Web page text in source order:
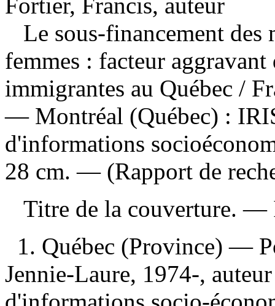
Le sous-financement des
femmes : facteur
immigrantes au Québec /
— Montréal (Québec) :
d'informations
28 cm. — (Rapport de
Titre de la couverture. —
1. Québec (Province) —
Jennie-Laure, 1974-,